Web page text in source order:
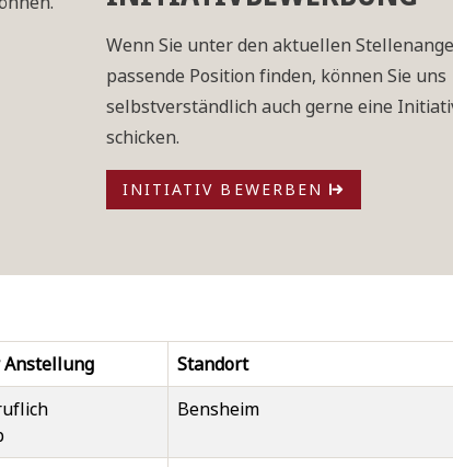
Wenn Sie unter den aktuellen
passende Position finden, können Sie uns
selbstverständlich auch gerne eine
schicken.
INITIATIV BEWERBEN
Anstellung Standort
Bensheim